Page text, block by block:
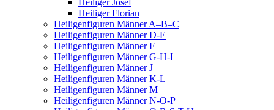
Heiliger Josef
Heiliger Florian
Heiligenfiguren Männer A–B–C
Heiligenfiguren Männer D-E
Heiligenfiguren Männer F
Heiligenfiguren Männer G-H-I
Heiligenfiguren Männer J
Heiligenfiguren Männer K-L
Heiligenfiguren Männer M
Heiligenfiguren Männer N-O-P